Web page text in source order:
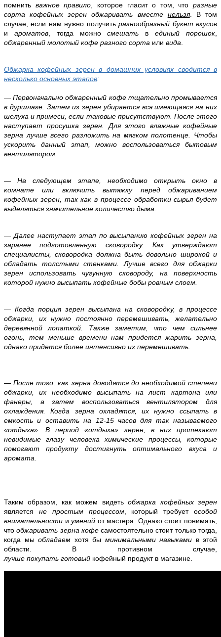
помнить важное правило , которое гласит о том, что разные
сорта кофейных зерен обжаривать вместе нельзя. В том
случае, если нам нужно получитьразнообразный букет вкусов
и ароматов, тогда можносмешать вединый порошок
обжаренный молотый кофе разного сорта или вида
Обжарка кофейных зерен в домашних условиях сводится в
несколько основных этапов:
— Первоначально обжаренный кофе тщательно промывается
в дуршлаге. Затем из зерен убирается вся имеющаяся на них
шелуха и примеси, если таковые присутствуют. После этого
наступает просушка зерен. Для этого влажные кофейные
зерна лучше всего разложить на мягком полотенце. Чтобы
ускорить данный этап, можно воспользоваться бытовым
вентилятором.
— На следующем этапе, необходимо открыть окно в
комнате или включить вытяжку перед обжариванием
кофейных зерен, так как в процессе обработки сырья будет
выделяться значительное количество дыма.
— Далее наступает этап по высыпанию кофейных зерен на
заранее подготовленную сковородку. Как утверждают
специалисты, сковородка должна быть довольно широкой и
обладать толстыми стенками. Лучше всего для обжарки
зерен использовать чугунную сковороду, на поверхность
которой нужно высыпать кофейные бобы ровным слоем.
— Когда порция зерен высыпана на сковородку, в процессе
обжарки, их нужно постоянно перемешивать, желательно
деревянной лопаткой. Также заметим, что чем сильнее
огонь, тем меньше времени нам придется жарить зерна,
однако придется более интенсивно их перемешивать.
— После того, как зерна доводятся до необходимой степени
обжарки, их необходимо высыпать на лист картона или
фанеры, а затем воспользоваться вентилятором для
охлаждения. Когда зерна охладятся, их нужно ссыпать в
емкость и оставить на 12-15 часов для так называемого
«отдыха». В период «отдыха» зерен, в них протекают
невидимые глазу человека химические процессы, которые
помогают продукту достигнуть оптимального вкуса и
аромата.
Таким образом, как можем видетьобжарка кофейных зерен
является не простым процессом, который требует особой
внимательности иумений от мастера. Однако стоит понимать,
что обжаривать зерна кофесамостоятельно стоит только тогда,
когда мы обладаем хотя бы минимальными навыками в этой
области. В противном случае,
лучше покупать готовый кофейный продукт в магазине.